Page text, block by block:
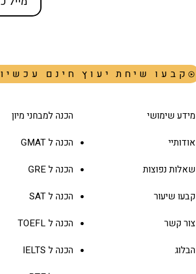
בתי הספר עם שכר ה-MBA הגבוה
!קבעו שיחת יעוץ חינם עכשיו
הכנה למבחני מיון
הכנה ל GMAT
הכנה לGRE
הכנה לSAT
הכנה לTOEFL
הכנה ל IELTS
מידע שימושי
אודותיי
שאלות נפוצות
קבעו שיעור
צור קשר
הבלוג